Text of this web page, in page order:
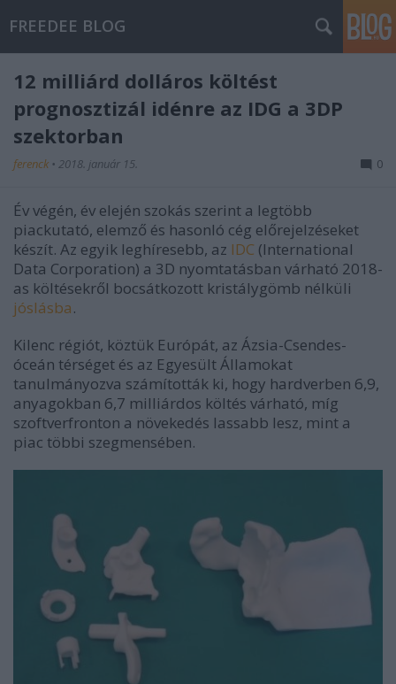
FREEDEE BLOG
12 milliárd dolláros költést
prognosztizál idénre az IDG a 3DP
szektorban
ferenck • 2018. január 15. 0
Év végén, év elején szokás szerint a legtöbb
piackutató, elemző és hasonló cég előrejelzéseket
készít. Az egyik leghíresebb, az IDC (International
Data Corporation) a 3D nyomtatásban várható 2018-
as költésekről bocsátkozott kristálygömb nélküli
jóslásba.
Kilenc régiót, köztük Európát, az Ázsia-Csendes-
óceán térséget és az Egyesült Államokat
tanulmányozva számították ki, hogy hardverben 6,9,
anyagokban 6,7 milliárdos költés várható, míg
szoftverfronton a növekedés lassabb lesz, mint a
piac többi szegmensében.